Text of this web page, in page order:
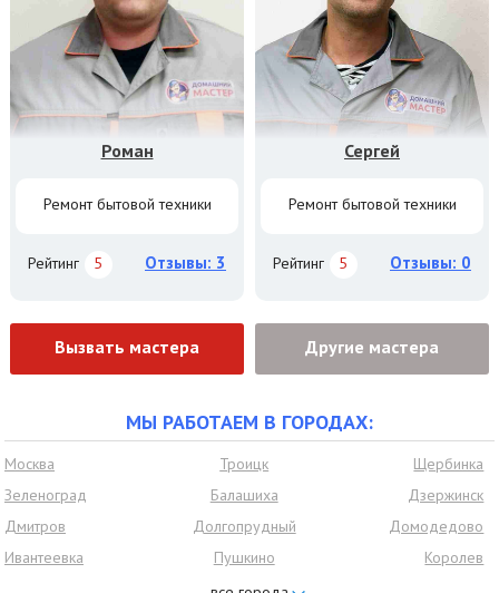
Роман
Ремонт бытовой техники
Рейтинг 5 Отзывы: 3
Сергей
Ремонт бытовой техники
Рейтинг 5 Отзывы: 0
Вызвать мастера Другие мастера
МЫ РАБОТАЕМ В ГОРОДАХ:
Москва Троицк
Щербинка
Зеленоград
Балашиха
Дзержинск
Дмитров
Долгопрудный
Домодедово
Ивантеевка
Пушкино
Королев
Нахабино